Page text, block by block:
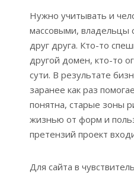
Нужно учитывать и
массовыми, владельцы
друг друга. Кто-то
другой домен, кто-то
сути. В результате
заранее как раз
понятна, старые зоны
жизнью от форм и
претензий проект
Для сайта в